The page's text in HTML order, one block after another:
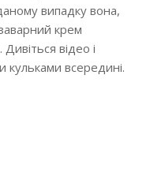
випадку вона,
крем
відео і
кульками всередині.